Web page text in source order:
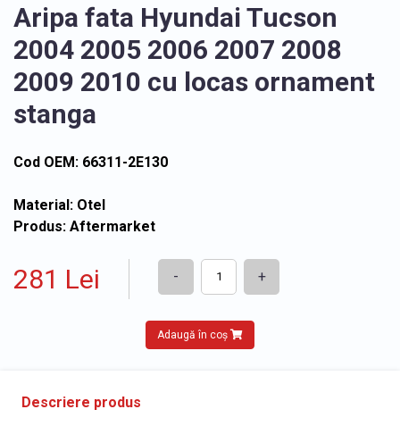
Aripa fata Hyundai Tucson
2004 2005 2006 2007 2008
2009 2010 cu locas ornament
stanga
Cod OEM: 66311-2E130
Material: Otel
Produs: Aftermarket
281 Lei - +
Adaugă în coș
Descriere produs